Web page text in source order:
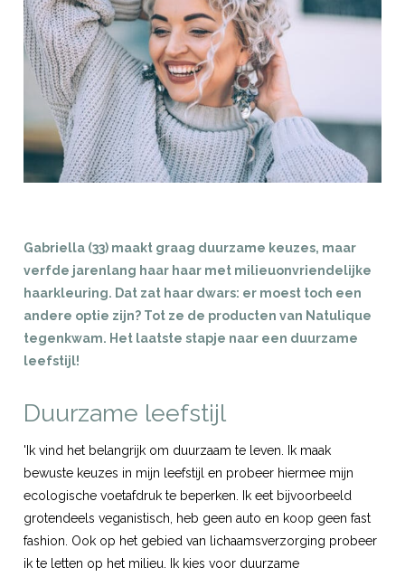
Gabriella (33) maakt graag duurzame keuzes, maar
verfde jarenlang haar haar met milieuonvriendelijke
haarkleuring. Dat zat haar dwars: er moest toch een
andere optie zijn? Tot ze de producten van Natulique
tegenkwam. Het laatste stapje naar een duurzame
leefstijl!
Duurzame leefstijl
'Ik vind het belangrijk om duurzaam te leven. Ik maak
bewuste keuzes in mijn leefstijl en probeer hiermee mijn
ecologische voetafdruk te beperken. Ik eet bijvoorbeeld
grotendeels veganistisch, heb geen auto en koop geen fast
fashion. Ook op het gebied van lichaamsverzorging probeer
ik te letten op het milieu. Ik kies voor duurzame